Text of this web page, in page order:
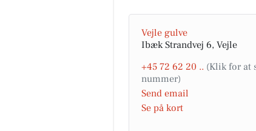
Vejle gulve
Ibæk Strandvej 6, Vejle
+45 72 62 20 ..
Send email
Se på kort
MediSkin
✨ Der findes sjældent én